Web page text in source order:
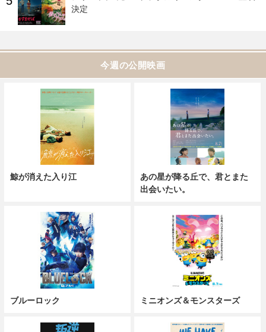
決定
今週の公開映画
鯨が消えた入り江
あの星が降る丘で、君とまた
出会いたい。
ブルーロック ミニオンズ＆モンスターズ